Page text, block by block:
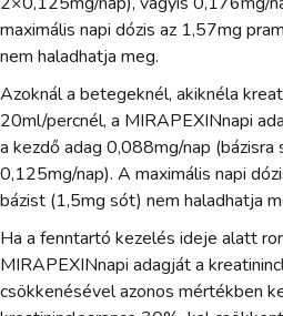
maximális napi dózis az 1,57mg
nem haladhatja meg.
Azoknál a betegeknél, akiknéla
20ml/percnél, a MIRAPEXINnapi
a kezdő adag 0,088mg/nap (bázisra
0,125mg/nap). A maximális napi
bázist (1,5mg sót) nem haladhatja
Ha a fenntartó kezelés ideje alatt
MIRAPEXINnapi adagját a
csökkenésével azonos mértékben